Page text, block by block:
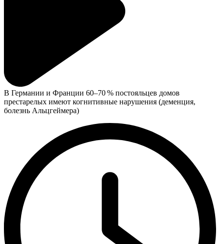
В Германии и Франции 60–70 % постояльцев домов
престарелых имеют когнитивные нарушения (деменция,
болезнь Альцгеймера)